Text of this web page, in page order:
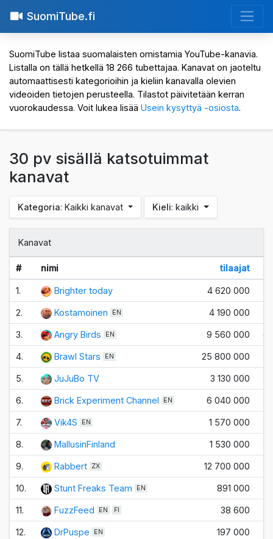
SuomiTube.fi
SuomiTube listaa suomalaisten omistamia YouTube-kanavia.
Listalla on tällä hetkellä 18 266 tubettajaa. Kanavat on jaoteltu
automaattisesti kategorioihin ja kieliin kanavalla olevien
videoiden tietojen perusteella. Tilastot päivitetään kerran
vuorokaudessa. Voit lukea lisää Usein kysyttyä -osiosta.
30 pv sisällä katsotuimmat
kanavat
Kategoria: Kaikki kanavat Kieli: kaikki
Kanavat
# nimi tilaajat
1. Brighter today 4 620 000
2. Kostamoinen EN 4 190 000
3. Angry Birds EN 9 560 000
4. Brawl Stars EN 25 800 000
5. JuJuBo TV 3 130 000
6. Brick Experiment Channel EN 6 040 000
7. Vik4S EN 1 570 000
8. MallusinFinland 1 530 000
9. Rabbert ZX 12 700 000
10. Stunt Freaks Team EN 891 000
11. FuzzFeed EN FI 38 600
12. DrPuspe EN 197 000